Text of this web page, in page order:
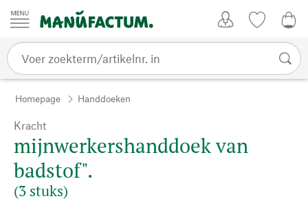
Passer au contenu
Homepage Handdoeken
Kracht
mijnwerkershanddoek van
badstof".
(3 stuks)